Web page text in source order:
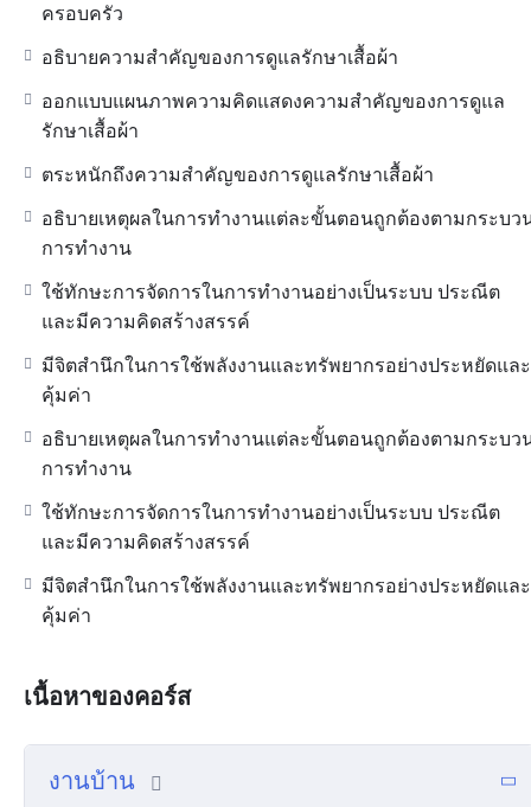
ครอบครัว
อธิบายความสำคัญของการดูแลรักษาเสื้อผ้า
ออกแบบแผนภาพความคิดแสดงความสำคัญของการดูแล
รักษาเสื้อผ้า
ตระหนักถึงความสำคัญของการดูแลรักษาเสื้อผ้า
อธิบายเหตุผลในการทำงานแต่ละขั้นตอนถูกต้องตามกระบว
การทำงาน
ใช้ทักษะการจัดการในการทำงานอย่างเป็นระบบ ประณีต
และมีความคิดสร้างสรรค์
มีจิตสำนึกในการใช้พลังงานและทรัพยากรอย่างประหยัดและ
คุ้มค่า
อธิบายเหตุผลในการทำงานแต่ละขั้นตอนถูกต้องตามกระบว
การทำงาน
ใช้ทักษะการจัดการในการทำงานอย่างเป็นระบบ ประณีต
และมีความคิดสร้างสรรค์
มีจิตสำนึกในการใช้พลังงานและทรัพยากรอย่างประหยัดและ
คุ้มค่า
เนื้อหาของคอร์ส
งานบ้าน